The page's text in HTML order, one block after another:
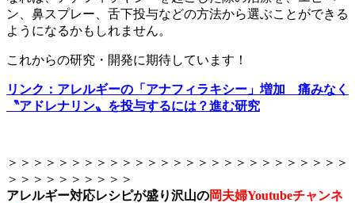
ン、鼻スプレー、舌下投与などの方法から選ぶことができる
ようになるかもしれません。
これからの研究・開発に期待しています！
リンク：アレルギーの「アナフィラキシー」増加 痛みなく
〝アドレナリン〟を投与するには？進む研究
＞＞＞＞＞＞＞＞＞＞＞＞＞＞＞＞＞＞＞＞＞＞＞＞＞＞＞
＞＞＞＞＞＞＞＞＞＞
アレルギー対応レシピが盛り沢山の岡夫婦Youtubeチャンネ